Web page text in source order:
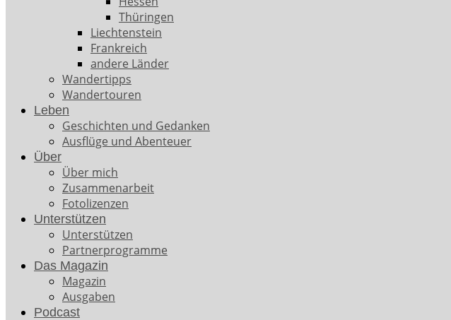
Thüringen
Liechtenstein
Frankreich
andere Länder
Wandertipps
Wandertouren
Leben
Geschichten und Gedanken
Ausflüge und Abenteuer
Über
Über mich
Zusammenarbeit
Fotolizenzen
Unterstützen
Unterstützen
Partnerprogramme
Das Magazin
Magazin
Ausgaben
Podcast